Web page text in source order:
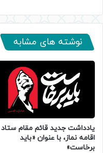
نوشته های مشابه
یادداشت جدید قائم مقام ستاد
اقامه نماز، با عنوان «باید
برخاست»